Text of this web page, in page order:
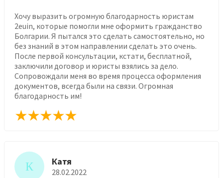
Хочу выразить огромную благодарность юристам
2euin, которые помогли мне оформить гражданство
Болгарии. Я пытался это сделать самостоятельно, но
без знаний в этом направлении сделать это очень.
После первой консультации, кстати, бесплатной,
заключили договор и юристы взялись за дело.
Сопровождали меня во время процесса оформления
документов, всегда были на связи. Огромная
благодарность им!
К Катя
28.02.2022